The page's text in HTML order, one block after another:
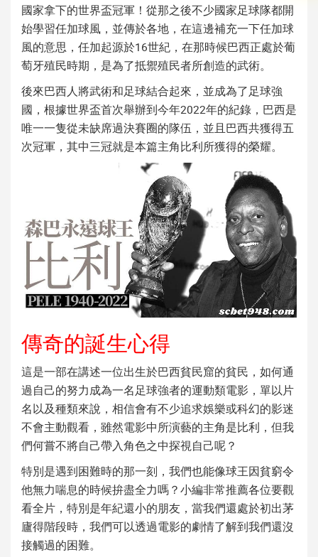
國家拿下的世界盃冠軍！從那之後不少國家足球隊都開
始學習任加球風，並傳於各地，在這邊補充一下任加球
風的意思，任加起源於16世紀，在那時候巴西正處於葡
萄牙殖民時期，是為了抵禦殖民者所創造的武術。
後來巴西人將武術和足球結合起來，並成為了足球強
國，根據世界盃首次舉辦到今年2022年的紀錄，巴西是
唯一一隻從未缺席過決賽圈的隊伍，並且巴西共獲得五
次冠軍，其中三冠就是本篇主角比利所獲得的榮耀。
傳奇的誕生心得
這是一部在講述一位出生於巴西貧民窟的貧民，如何通
過自己的努力成為一名足球強者的運動類電影，單以片
名以及種類來說，相信會有不少追求娛樂或科幻的影迷
不會主動觀看，雖然電影中所演藝的主角是比利，但我
們何嘗不將自己帶入角色之中探視自己呢？
特別是遇到困難時的那一刻，我們也能像球王因貧窮令
他無力喘息的時候拚盡全力嗎？小編非常推薦各位要觀
看全片，特別是年紀還小的朋友，當我們還處於初出茅
廬得階段時，我們可以透過電影的劇情了解到我們還沒
接觸過的困難。